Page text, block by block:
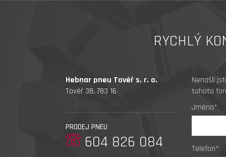
RYCHLÝ
Hebnar pneu Tovéř s. r. o.
Tovéř 38, 783 16
PRODEJ PNEU
604 826 084
Nenašli
tohoto
Jméno*
Telefon*